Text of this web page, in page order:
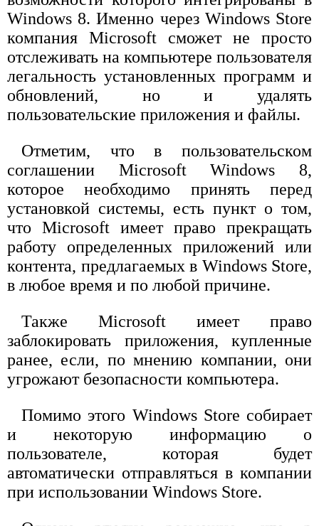
Windows 8. Именно через Windows Store
компания Microsoft сможет не просто
отслеживать на компьютере пользователя
легальность установленных программ и
обновлений, но и удалять
пользовательские приложения и файлы.
Отметим, что в пользовательском
соглашении Microsoft Windows 8,
которое необходимо принять перед
установкой системы, есть пункт о том,
что Microsoft имеет право прекращать
работу определенных приложений или
контента, предлагаемых в Windows Store,
в любое время и по любой причине.
Также Microsoft имеет право
заблокировать приложения, купленные
ранее, если, по мнению компании, они
угрожают безопасности компьютера.
Помимо этого Windows Store собирает
и некоторую информацию о
пользователе, которая будет
автоматически отправляться в компании
при использовании Windows Store.